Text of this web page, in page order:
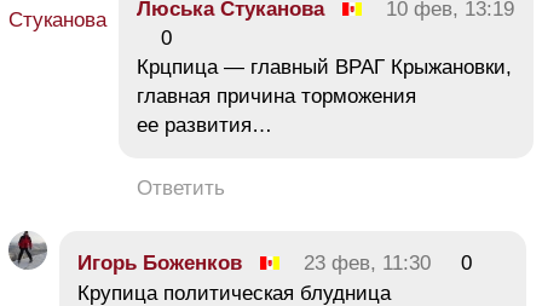
Люська Стуканова
10 фев, 13:19
0
Крцпица — главный ВРАГ Крыжановки,
главная причина торможения
ее развития…
Ответить
Игорь Боженков 23 фев, 11:30
0
Крупица политическая блудница